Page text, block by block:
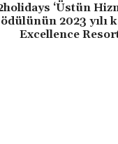
‘Üstün
ödülünün 2023 yılı
Excellence